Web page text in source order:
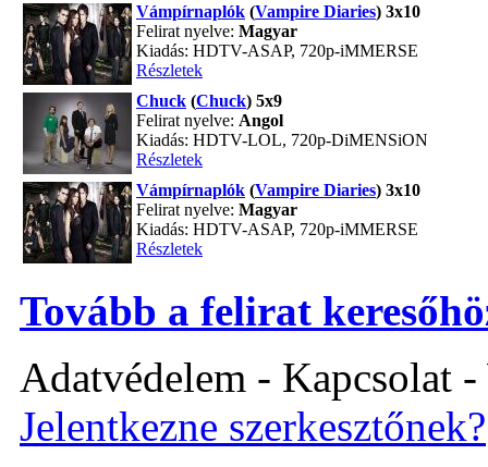
Vámpírnaplók (Vampire Diaries) 3x10
Felirat nyelve: Magyar
Kiadás: HDTV-ASAP, 720p-iMMERSE
Részletek
Chuck (Chuck) 5x9
Felirat nyelve: Angol
Kiadás: HDTV-LOL, 720p-DiMENSiON
Részletek
Vámpírnaplók (Vampire Diaries) 3x10
Felirat nyelve: Magyar
Kiadás: HDTV-ASAP, 720p-iMMERSE
Részletek
Tovább a felirat
Adatvédelem - Kapcsolat
Jelentkezne szerkesztőnek?